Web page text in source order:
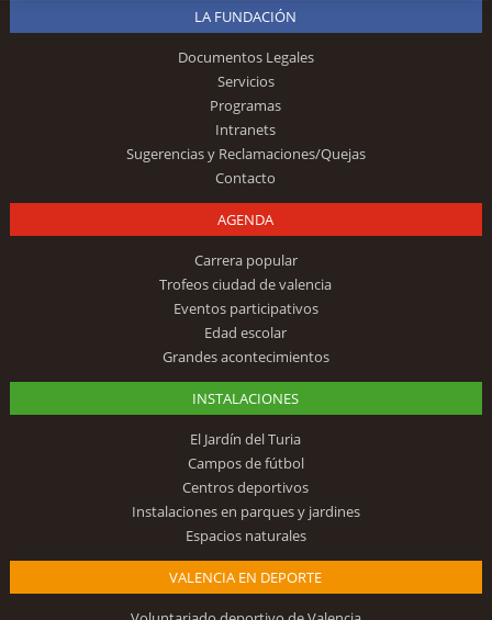
LA FUNDACIÓN
Documentos Legales
Servicios
Programas
Intranets
Sugerencias y Reclamaciones/Quejas
Contacto
AGENDA
Carrera popular
Trofeos ciudad de valencia
Eventos participativos
Edad escolar
Grandes acontecimientos
INSTALACIONES
El Jardín del Turia
Campos de fútbol
Centros deportivos
Instalaciones en parques y jardines
Espacios naturales
VALENCIA EN DEPORTE